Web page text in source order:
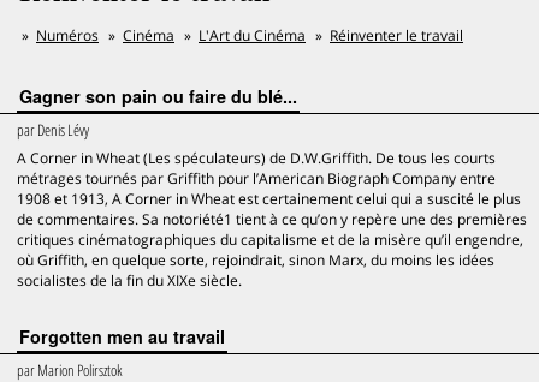
Numéros Cinéma L'Art du Cinéma Réinventer le travail
Gagner son pain ou faire du blé...
parDenis Lévy
A Corner in Wheat (Les spéculateurs) de D.W.Griffith. De tous les courts
métrages tournés par Griffith pour l’American Biograph Company entre
1908 et 1913, A Corner in Wheat est certainement celui qui a suscité le plus
de commentaires. Sa notoriété1 tient à ce qu’on y repère une des premières
critiques cinématographiques du capitalisme et de la misère qu’il engendre,
où Griffith, en quelque sorte, rejoindrait, sinon Marx, du moins les idées
socialistes de la fin du XIXe siècle.
Forgotten men au travail
parMarion Polirsztok